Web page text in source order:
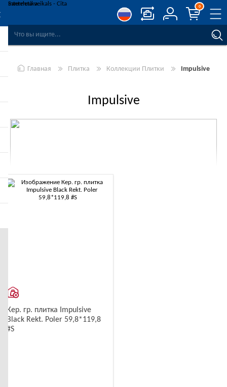
0
Главная Плитка Коллекции Плитки Impulsive
Impulsive
Кер. гр. плитка Impulsive
Black Rekt. Poler 59,8*119,8
#S